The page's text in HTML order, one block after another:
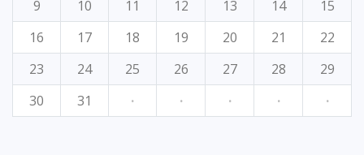
9
10 11 12 13 14
15
16
17 18 19 20 21
22
23
24 25 26 27 28
29
30
31 · · · · ·